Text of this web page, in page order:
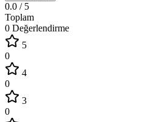
0.0 / 5
Toplam
0 Değerlendirme
5
0
4
0
3
0